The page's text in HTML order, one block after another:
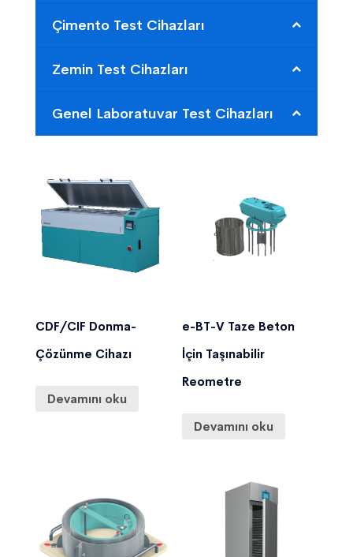
Çimento Test Cihazları
Zemin Test Cihazları
Genel Laboratuvar Test Cihazları
CDF/CIF Donma-
Çözünme Cihazı
Devamını oku
e-BT-V Taze Beton
İçin Taşınabilir
Reometre
Devamını oku